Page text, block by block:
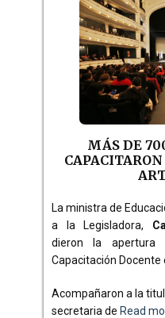
MÁS DE
La ministra de
a la Legisladora,
dieron la
Capacitación Docente
Acompañaron a la
secretaria de Read